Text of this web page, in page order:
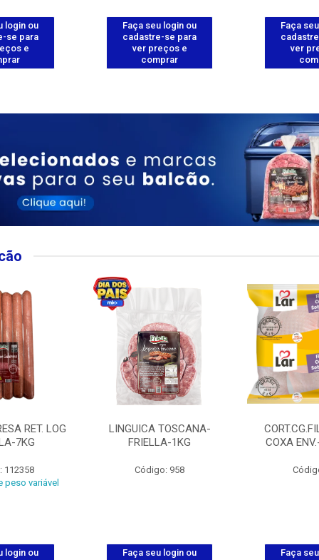
login ou
se para
e
Faça seu login ou
cadastre-se para
ver preços e
comprar
Faça
ver
RET. LOG
7KG
112358
peso variável
login ou
LINGUICA TOSCANA-
FRIELLA-1KG
Código: 958
Faça seu login ou
COXA
Faça